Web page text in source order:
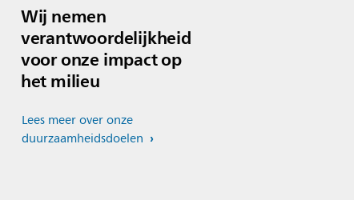
Wij nemen
verantwoordelijkheid
voor onze impact op
het milieu
Lees meer over onze
duurzaamheidsdoelen